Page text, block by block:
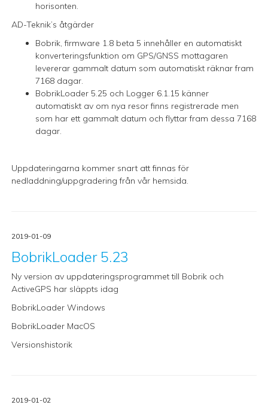
horisonten.
AD-Teknik’s åtgärder
Bobrik, firmware 1.8 beta 5 innehåller en automatiskt
konverteringsfunktion om GPS/GNSS mottagaren
levererar gammalt datum som automatiskt räknar fram
7168 dagar.
BobrikLoader 5.25 och Logger 6.1.15 känner
automatiskt av om nya resor finns registrerade men
som har ett gammalt datum och flyttar fram dessa 7168
dagar.
Uppdateringarna kommer snart att finnas för
nedladdning/uppgradering från vår hemsida.
2019-01-09
BobrikLoader 5.23
Ny version av uppdateringsprogrammet till Bobrik och
ActiveGPS har släppts idag
BobrikLoader Windows
BobrikLoader MacOS
Versionshistorik
2019-01-02